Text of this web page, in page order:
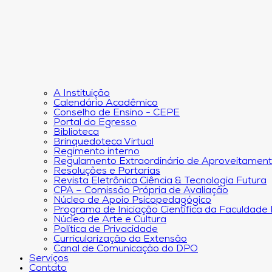
A Instituição
Calendário Acadêmico
Conselho de Ensino - CEPE
Portal do Egresso
Biblioteca
Brinquedoteca Virtual
Regimento interno
Regulamento Extraordinário de
Resoluções e Portarias
Revista Eletrônica Ciência & Tecnologia Futura
CPA – Comissão Própria de Avaliação
Núcleo de Apoio Psicopedagógico
Programa de Iniciação Científica da Faculdade
Núcleo de Arte e Cultura
Política de Privacidade
Curricularização da Extensão
Canal de Comunicação do DPO
Serviços
Contato